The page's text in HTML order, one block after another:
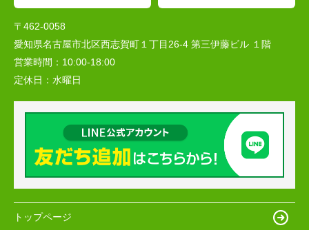
〒462-0058
愛知県名古屋市北区西志賀町１丁目26-4 第三伊藤ビル １階
営業時間： 10:00‐18:00
定休日： 水曜日
トップページ